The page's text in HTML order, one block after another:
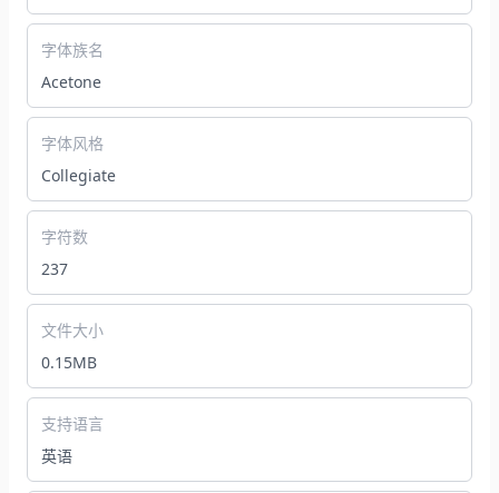
字体族名
Acetone
字体风格
Collegiate
字符数
237
文件大小
0.15MB
支持语言
英语